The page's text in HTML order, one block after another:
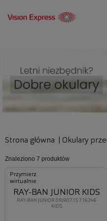
Strona główna Okulary
Znaleziono 7 produktów
Przymierz
wirtualnie
RAY-BAN JUNIOR 0RJ9071S 716246
KIDS
RAY-BAN JUNIOR KIDS